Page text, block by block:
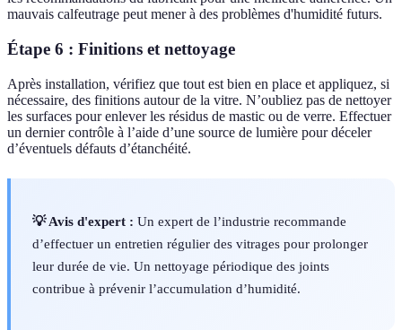
mauvais calfeutrage peut mener à des problèmes d'humidité futurs.
Étape 6 : Finitions et nettoyage
Après installation, vérifiez que tout est bien en place et appliquez, si
nécessaire, des finitions autour de la vitre. N’oubliez pas de nettoyer
les surfaces pour enlever les résidus de mastic ou de verre. Effectuer
un dernier contrôle à l’aide d’une source de lumière pour déceler
d’éventuels défauts d’étanchéité.
💡 Avis d'expert : Un expert de l’industrie recommande
d’effectuer un entretien régulier des vitrages pour prolonger
leur durée de vie. Un nettoyage périodique des joints
contribue à prévenir l’accumulation d’humidité.